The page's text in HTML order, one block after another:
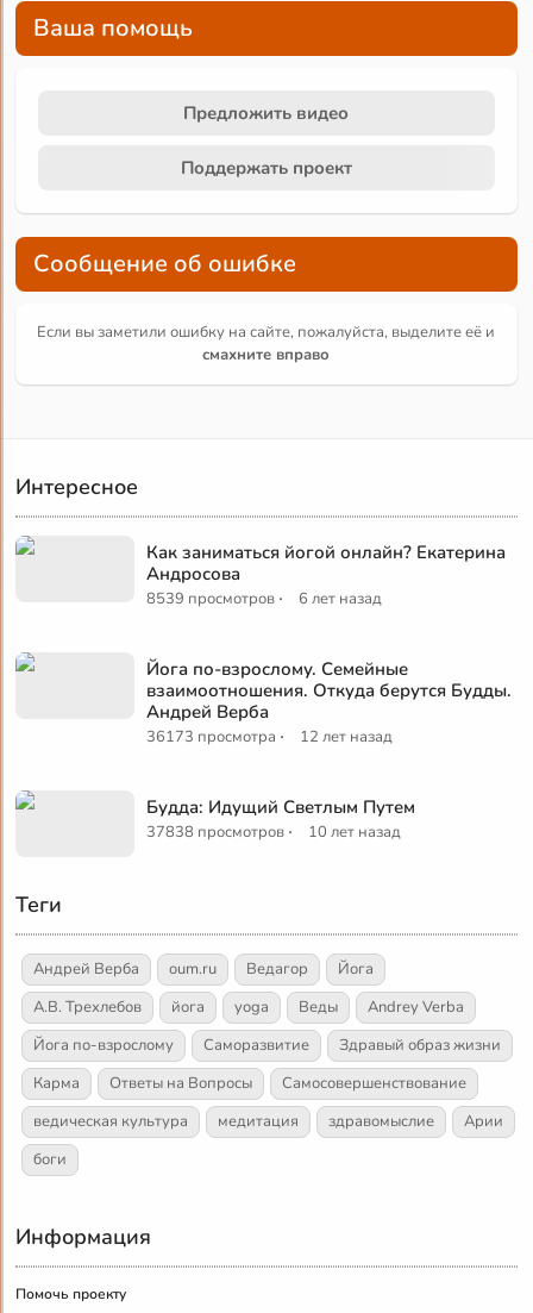
Ваша помощь
Предложить видео
Поддержать проект
Сообщение об ошибке
Если вы заметили ошибку на сайте, пожалуйста, выделите её и
смахните вправо
Интересное
Как заниматься йогой онлайн? Екатерина
Андросова
8539 просмотров · 6 лет назад
Йога по-взрослому. Семейные
взаимоотношения. Откуда берутся Будды.
Андрей Верба
36173 просмотра · 12 лет назад
Будда: Идущий Светлым Путем
37838 просмотров · 10 лет назад
Теги
Андрей Верба oum.ru Ведагор
Йога
А.В. Трехлебов
йога yoga Веды
Andrey Verba
Йога по-взрослому
Саморазвитие
Здравый образ жизни
Карма
Ответы на Вопросы
Самосовершенствование
ведическая культура
медитация здравомыслие
Арии
боги
Информация
Помочь проекту